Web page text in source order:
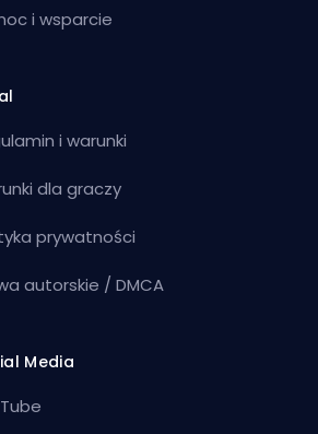
i wsparcie
i warunki
dla graczy
prywatności
autorskie / DMCA
Media